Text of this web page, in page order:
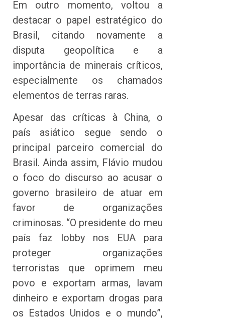
Em outro momento, voltou a
destacar o papel estratégico do
Brasil, citando novamente a
disputa geopolítica e a
importância de minerais críticos,
especialmente os chamados
elementos de terras raras.
Apesar das críticas à China, o
país asiático segue sendo o
principal parceiro comercial do
Brasil. Ainda assim, Flávio mudou
o foco do discurso ao acusar o
governo brasileiro de atuar em
favor de organizações
criminosas. “O presidente do meu
país faz lobby nos EUA para
proteger organizações
terroristas que oprimem meu
povo e exportam armas, lavam
dinheiro e exportam drogas para
os Estados Unidos e o mundo”,